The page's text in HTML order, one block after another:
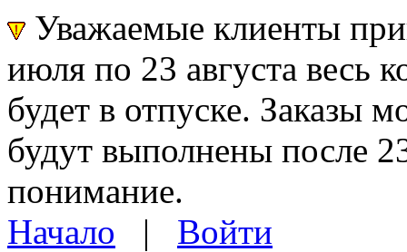
Уважаемые клиенты
июля по 23 августа весь
будет в отпуске. Заказы
будут выполнены после
понимание.
Начало | Войти